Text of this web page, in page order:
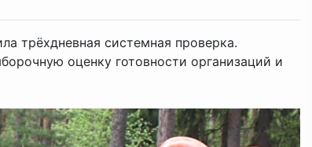
трёхдневная системная проверка.
оценку готовности организаций и